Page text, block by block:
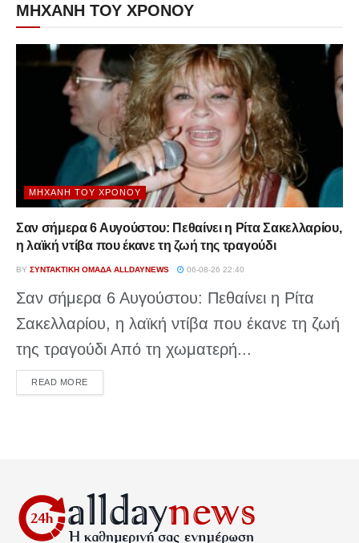
ΜΗΧΑΝΗ ΤΟΥ ΧΡΟΝΟΥ
ΜΗΧΑΝΉ ΤΟΥ ΧΡΌΝΟΥ
Σαν σήμερα 6 Αυγούστου: Πεθαίνει η Ρίτα Σακελλαρίου,
η λαϊκή ντίβα που έκανε τη ζωή της τραγούδι
BY ΣΥΝΤΑΚΤΙΚΉ ΟΜΆΔΑ ALLDAYNEWS 06-08-26 22:40
Σαν σήμερα 6 Αυγούστου: Πεθαίνει η Ρίτα
Σακελλαρίου, η λαϊκή ντίβα που έκανε τη ζωή
της τραγούδι Από τη χωματερή...
READ MOREDETAILS